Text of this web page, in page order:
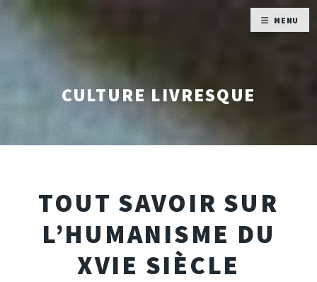
CULTURE LIVRESQUE
TOUT SAVOIR SUR
L’HUMANISME DU
XVIE SIÈCLE
MENU